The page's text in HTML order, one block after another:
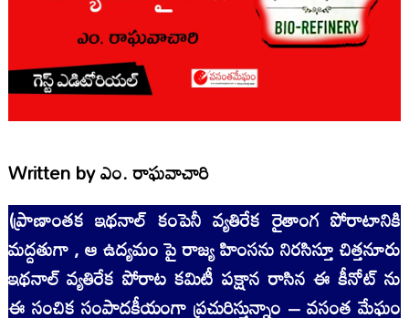
Written byఎం. రాఘవాచారి
(ప్రాణాంతక ఇథనాల్ కంపెనీ వ్యతిరేక రైతాంగ పోరాటానికి
మద్దతుగా , ఆ ఉద్యమం పై రాజ్య హింసను నిరసిస్తూ చిత్తనూరు
ఇథనాల్‍ వ్యతిరేక పోరాట కమిటీ పక్షాన రాసిన ఈ కీనోట్ ను
ఈ సంచిక సంపాదకీయంగా ప్రచురిస్తున్నాం – వసంత మేఘం